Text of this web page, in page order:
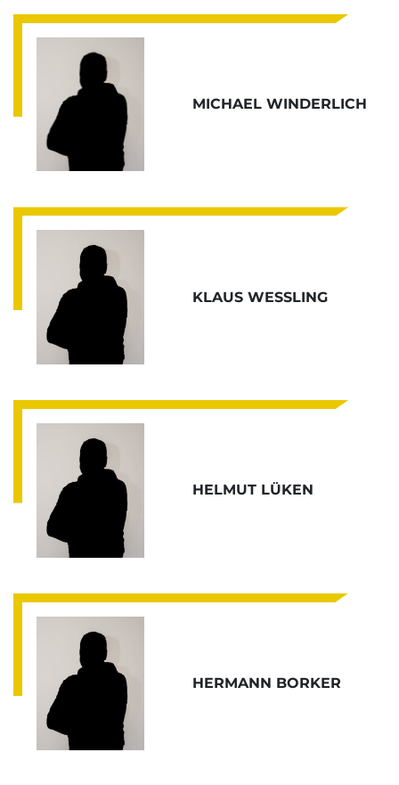
MICHAEL WINDERLICH
KLAUS WESSLING
HELMUT LÜKEN
HERMANN BORKER